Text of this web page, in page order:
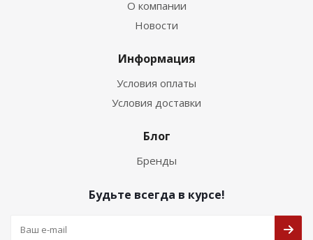
О компании
Новости
Информация
Условия оплаты
Условия доставки
Блог
Бренды
Будьте всегда в курсе!